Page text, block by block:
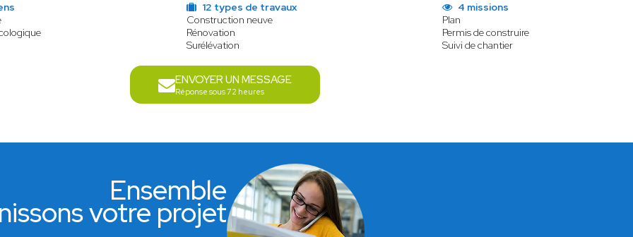
12 types de travaux
Construction neuve
Rénovation
Surélévation
4 missions
Plan
Permis de construire
Suivi de chantier
ENVOYER UN MESSAGE
Réponse sous 72 heures
Ensemble
votre projet